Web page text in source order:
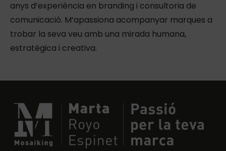
anys d’experiència en branding i consultoria de
comunicació. M’apassiona acompanyar marques a
trobar la seva veu amb una mirada humana,
estratègica i creativa.